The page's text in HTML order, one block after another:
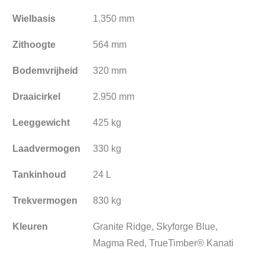
Wielbasis 1.350 mm
Zithoogte 564 mm
Bodemvrijheid 320 mm
Draaicirkel 2.950 mm
Leeggewicht 425 kg
Laadvermogen 330 kg
Tankinhoud 24 L
Trekvermogen 830 kg
Kleuren
Granite Ridge, Skyforge Blue,
Magma Red, TrueTimber® Kanati